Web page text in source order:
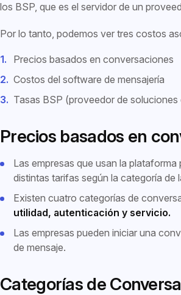
los BSP, que es el servidor de un
Por lo tanto, podemos ver tres costos
Precios basados en conversaciones
Costos del software de mensajería
Tasas BSP (proveedor de soluciones
Precios basados en
Las empresas que usan la
distintas tarifas según la categoría de
Existen cuatro categorías de
utilidad, autenticación y servicio.
Las empresas pueden iniciar una
de mensaje.
Categorías de